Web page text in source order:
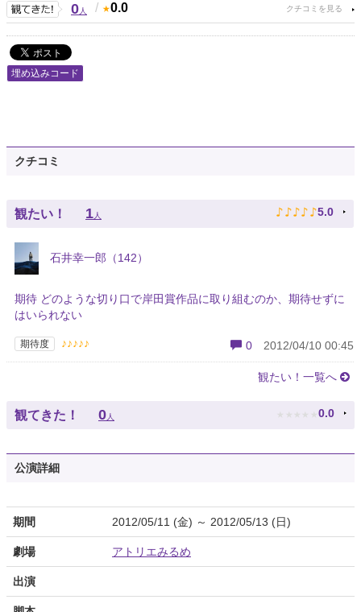
0人 / 0.0
埋め込みコード
クチコミ
観たい！ 1人 ♪ ♪ ♪ ♪ ♪ 5.0
石井幸一郎（142）
期待 どのような切り口で岸田賞作品に取り組むのか、期待せずに
はいられない
期待度 ♪♪♪♪♪ 0 2012/04/10 00:45
観たい！一覧へ
観てきた！ 0 人 ★ ★ ★ ★ ★ 0.0
公演詳細
期間 2012/05/11 (金) ～ 2012/05/13 (日)
劇場 アトリエみるめ
出演